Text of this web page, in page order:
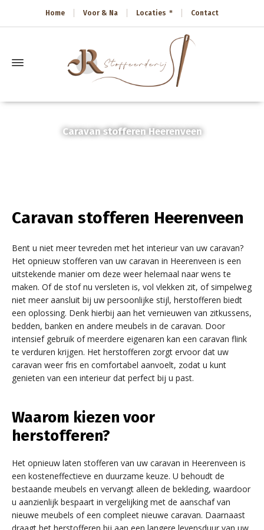
Home Voor & Na Locaties Contact
Caravan stofferen Heerenveen
Caravan stofferen Heerenveen
Bent u niet meer tevreden met het interieur van uw caravan?
Het opnieuw stofferen van uw caravan in Heerenveen is een
uitstekende manier om deze weer helemaal naar wens te
maken. Of de stof nu versleten is, vol vlekken zit, of simpelweg
niet meer aansluit bij uw persoonlijke stijl, herstofferen biedt
een oplossing. Denk hierbij aan het vernieuwen van zitkussens,
bedden, banken en andere meubels in de caravan. Door
intensief gebruik of meerdere eigenaren kan een caravan flink
te verduren krijgen. Het herstofferen zorgt ervoor dat uw
caravan weer fris en comfortabel aanvoelt, zodat u kunt
genieten van een interieur dat perfect bij u past.
Waarom kiezen voor
herstofferen?
Het opnieuw laten stofferen van uw caravan in Heerenveen is
een kosteneffectieve en duurzame keuze. U behoudt de
bestaande meubels en vervangt alleen de bekleding, waardoor
u aanzienlijk bespaart in vergelijking met de aanschaf van
nieuwe meubels of een compleet nieuwe caravan. Daarnaast